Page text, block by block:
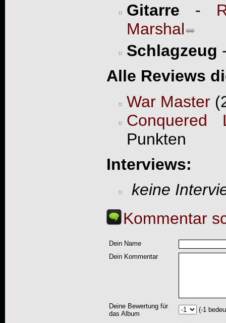
Gitarre -
Marshal
Schlagzeug
Alle Reviews
War Master
Conquered
Punkten
Interviews:
keine
Kommentar
Dein Name
Dein Kommentar
Deine Bewertung für
das Album
(-1